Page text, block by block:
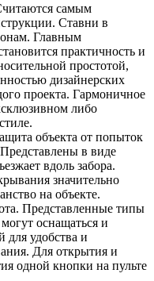
самым
Ставни в
Главным
практичность и
простотой,
дизайнерских
проекта. Гармоничное
либо
объекта от попыток
в виде
вдоль забора.
значительно
на объекте.
Представленные типы
оснащаться и
для удобства и
Для открытия и
одной кнопки на пульте